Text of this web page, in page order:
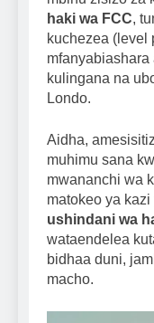
haki wa FCC,
kuchezea (level
kulingana na
Londo.
Aidha,
muhimu sana
mwananchi wa
matokeo ya
ushindani wa
wataendelea
bidhaa duni,
macho.